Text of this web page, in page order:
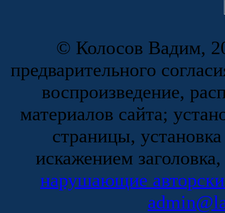
© Колосов Вадим,
предварительного
воспроизведение,
материалов сайта;
страницы,
искажением
нарушающие